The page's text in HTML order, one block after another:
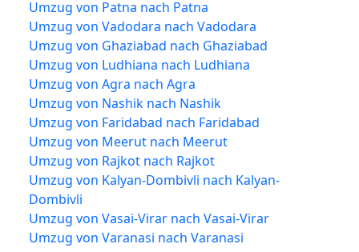
Umzug von Patna nach Patna
Umzug von Vadodara nach Vadodara
Umzug von Ghaziabad nach Ghaziabad
Umzug von Ludhiana nach Ludhiana
Umzug von Agra nach Agra
Umzug von Nashik nach Nashik
Umzug von Faridabad nach Faridabad
Umzug von Meerut nach Meerut
Umzug von Rajkot nach Rajkot
Umzug von Kalyan-Dombivli nach Kalyan-
Dombivli
Umzug von Vasai-Virar nach Vasai-Virar
Umzug von Varanasi nach Varanasi